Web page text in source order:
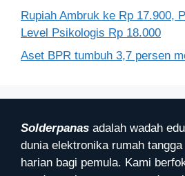
Rupiah Ambruk ke Rp 17.900,
Level Psikologis Rp 18.000
Aset BPR tumbuh 3,7 persen
Solderpanas adalah wadah
dunia elektronika rumah
harian bagi pemula. Kami